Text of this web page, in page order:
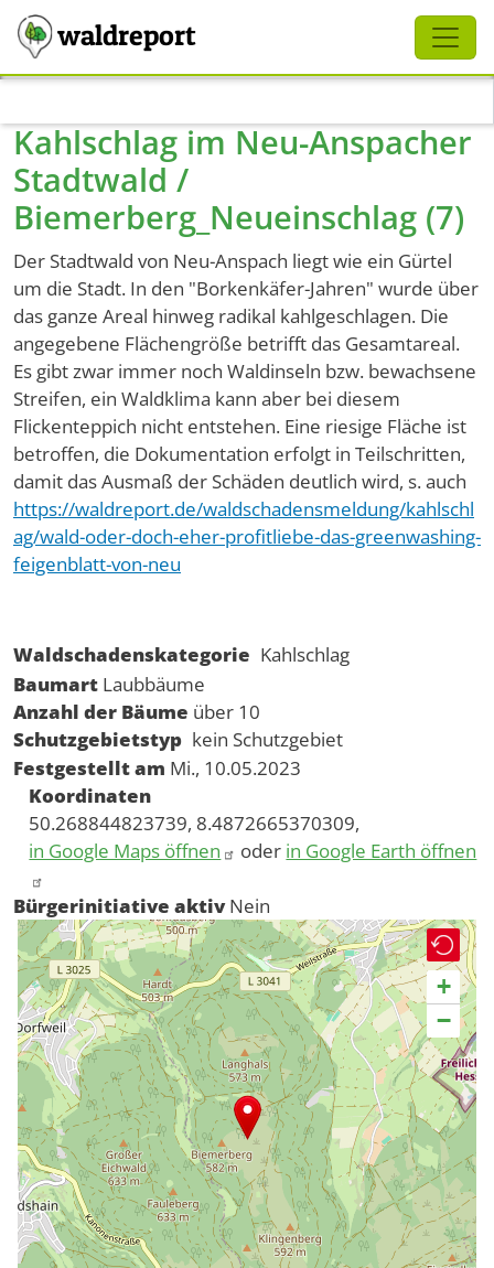
waldreport
Kahlschlag im Neu-Anspacher
Stadtwald /
Biemerberg_Neueinschlag (7)
Der Stadtwald von Neu-Anspach liegt wie ein Gürtel
um die Stadt. In den "Borkenkäfer-Jahren" wurde über
das ganze Areal hinweg radikal kahlgeschlagen. Die
angegebene Flächengröße betrifft das Gesamtareal.
Es gibt zwar immer noch Waldinseln bzw. bewachsene
Streifen, ein Waldklima kann aber bei diesem
Flickenteppich nicht entstehen. Eine riesige Fläche ist
betroffen, die Dokumentation erfolgt in Teilschritten,
damit das Ausmaß der Schäden deutlich wird, s. auch
https://waldreport.de/waldschadensmeldung/kahlschl
ag/wald-oder-doch-eher-profitliebe-das-greenwashing-
feigenblatt-von-neu
Waldschadenskategorie Kahlschlag
Baumart Laubbäume
Anzahl der Bäume über 10
Schutzgebietstyp kein Schutzgebiet
Festgestellt am Mi., 10.05.2023
Koordinaten
50.268844823739, 8.4872665370309,
in Google Maps öffnen
oder in Google Earth öffnen
Bürgerinitiative aktiv Nein
+
−
Schliessen